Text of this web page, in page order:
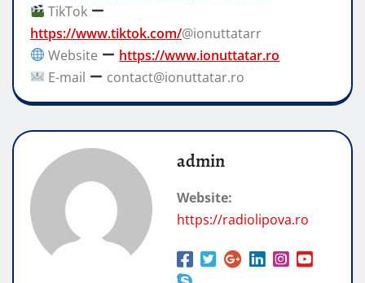
TikTok
https://www.tiktok.com/@ionuttatarr
Website
https://www.ionuttatar.ro
E-mail
contact@ionuttatar.ro
admin
Website:
https://radiolipova.ro